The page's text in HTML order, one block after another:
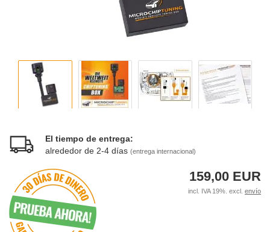
El tiempo de entrega:
alrededor de 2-4 días (entrega internacional)
159,00 EUR
incl. IVA 19%. excl. envío